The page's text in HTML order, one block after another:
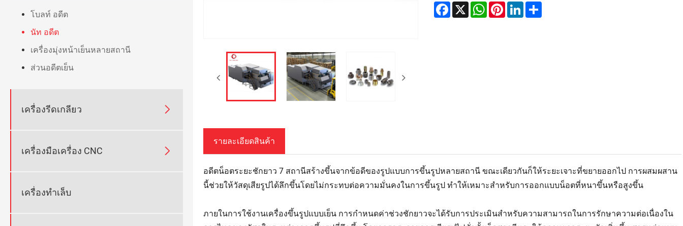
โบลท์ อดีต
นัท อดีต
เครื่องมุ่งหน้าเย็นหลายสถานี
ส่วนอดีตเย็น
เครื่องรีดเกลียว 
เครื่องมือเครื่อง CNC 
เครื่องทำเล็บ
Facebook
X WhatsApp
PinterestLinkedInShare
รายละเอียดสินค้า
อดีตน็อตระยะชักยาว 7 สถานีสร้างขึ้นจากข้อดีของรูปแบบการขึ้นรูปหลายสถานี ขณะเดียวกันก็ให้ระยะเจาะที่ขยายออกไป การผสมผสาน
นี้ช่วยให้วัสดุเสียรูปได้ลึกขึ้นโดยไม่กระทบต่อความมั่นคงในการขึ้นรูป ทำให้เหมาะสำหรับการออกแบบน็อตที่หนาขึ้นหรือสูงขึ้น
ภายในการใช้งานเครื่องขึ้นรูปแบบเย็น การกำหนดค่าช่วงชักยาวจะได้รับการประเมินสำหรับความสามารถในการรักษาความต่อเนื่องใน